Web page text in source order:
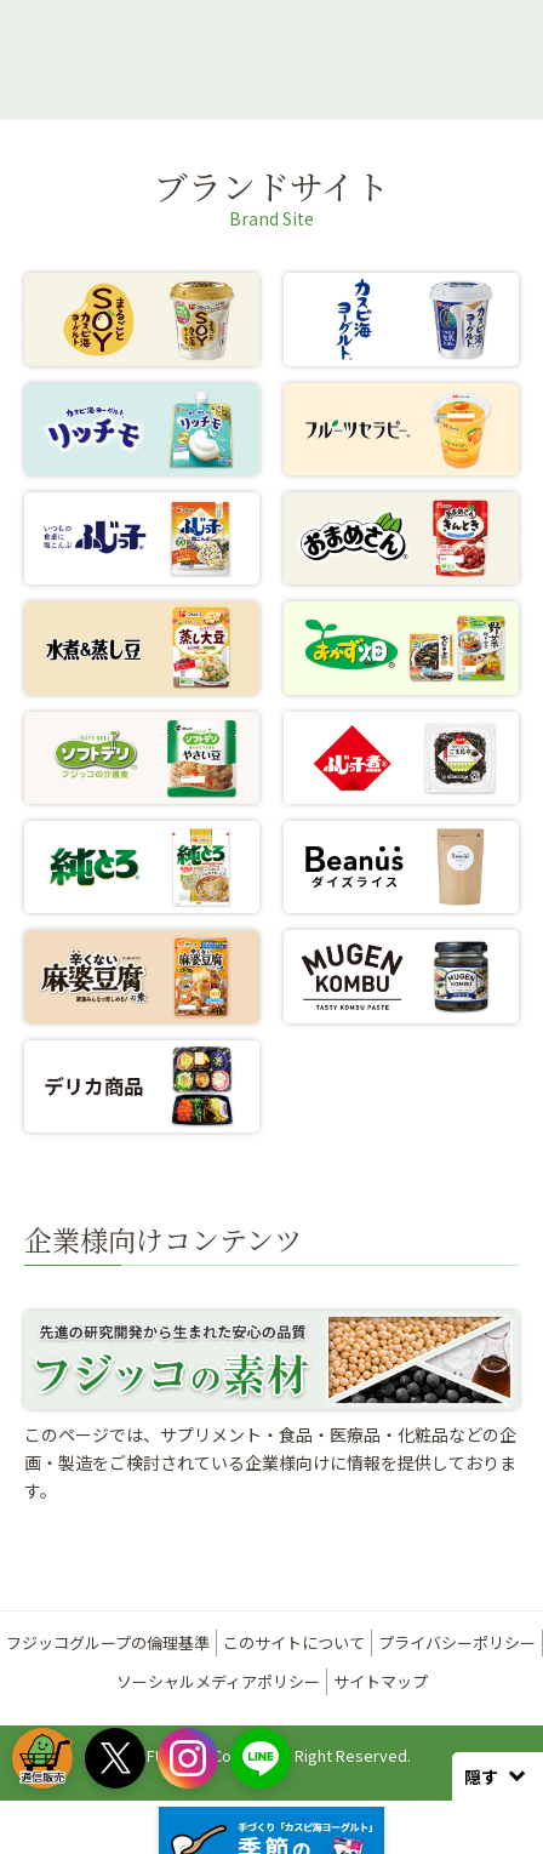
ブランドサイト
Brand Site
企業様向けコンテンツ
このページでは、サプリメント・食品・医療品・化粧品などの企
画・製造をご検討されている企業様向けに情報を提供しておりま
す。
フジッコグループの倫理基準 このサイトについて
プライバシーポリシー
ソーシャルメディアポリシー
サイトマップ
©FUJICCO Co., Ltd. All Right Reserved.